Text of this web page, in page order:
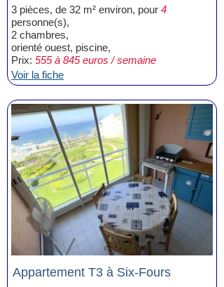
3 pièces, de 32 m² environ, pour 4
personne(s),
2 chambres,
orienté ouest, piscine,
Prix: 555 à 845 euros / semaine
Voir la fiche
Appartement T3 à Six-Fours